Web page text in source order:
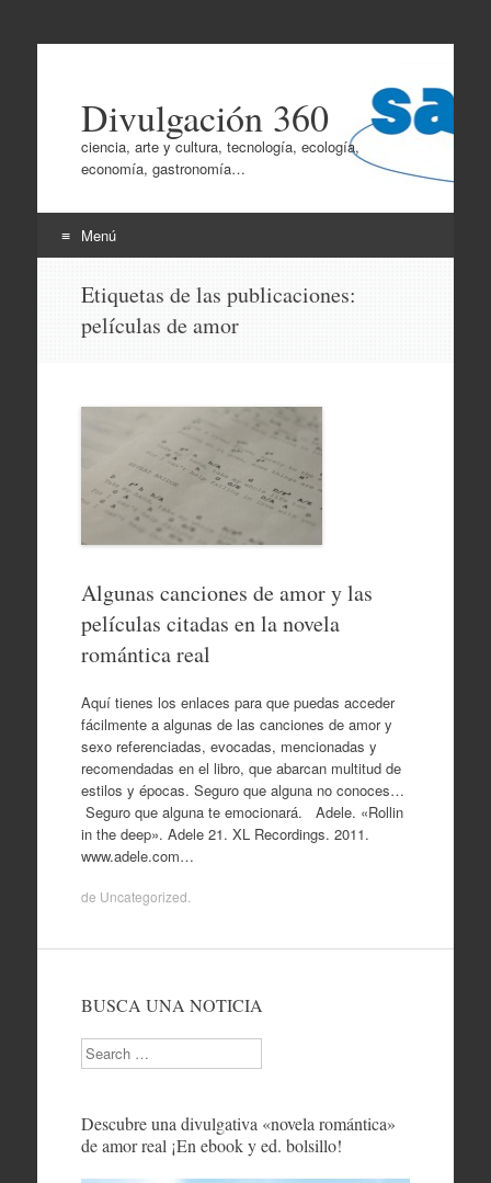
Divulgación 360
ciencia, arte y cultura, tecnología, ecología,
economía, gastronomía…
Menú
contenido
Etiquetas de las publicaciones:
películas de amor
Algunas canciones de amor y las
películas citadas en la novela
romántica real
Aquí tienes los enlaces para que puedas acceder
fácilmente a algunas de las canciones de amor y
sexo referenciadas, evocadas, mencionadas y
recomendadas en el libro, que abarcan multitud de
estilos y épocas. Seguro que alguna no conoces…
Seguro que alguna te emocionará. Adele. «Rollin
in the deep». Adele 21. XL Recordings. 2011.
www.adele.com…
de Uncategorized
BUSCA UNA NOTICIA
Search
Descubre una divulgativa «novela romántica»
de amor real ¡En ebook y ed. bolsillo!